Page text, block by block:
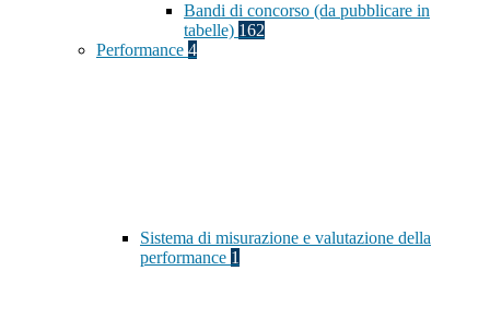
Bandi di concorso (da pubblicare in
tabelle) 162
Performance 4
Sistema di misurazione e valutazione della
performance 1